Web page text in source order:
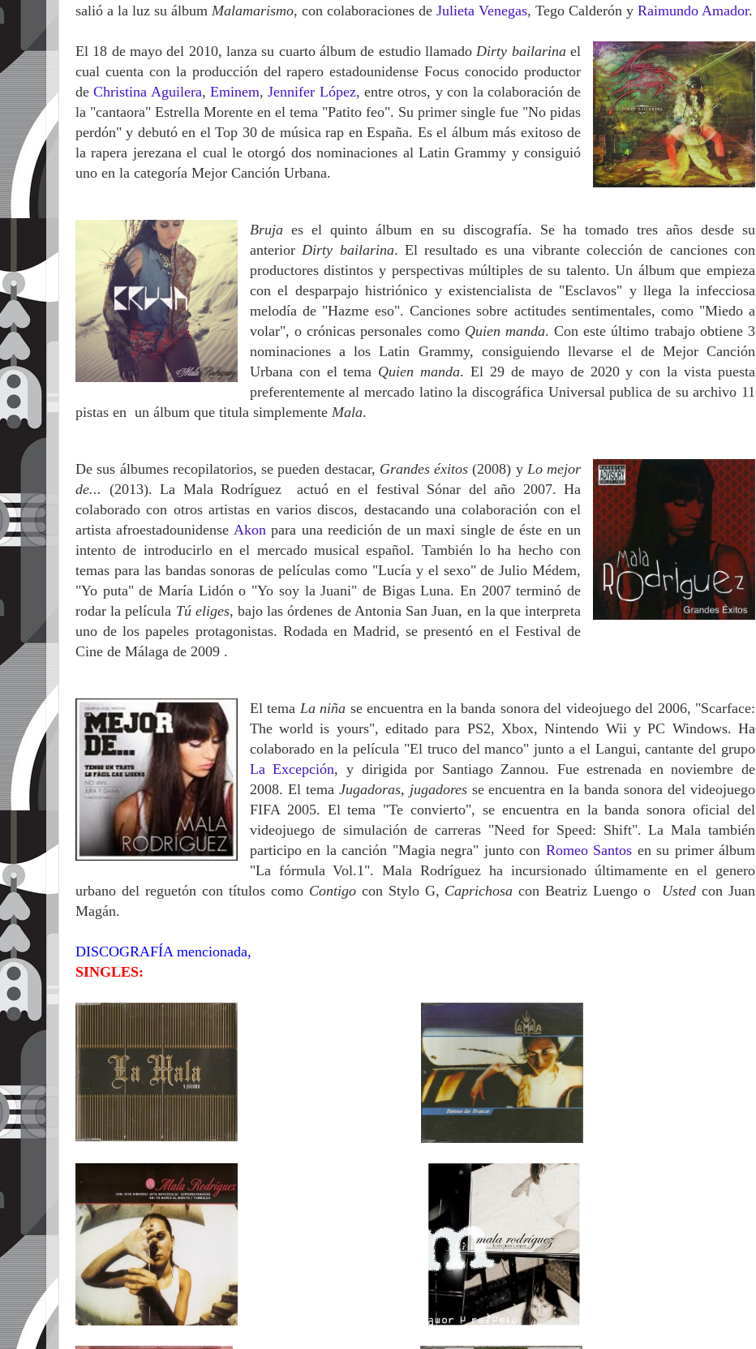
salió a la luz su álbum Malamarismo, con colaboraciones de Julieta Venegas, Tego Calderón y Raimundo Amador.
El 18 de mayo del 2010, lanza su cuarto álbum de estudio llamadoDirty bailarinael
cual cuenta con la producción del rapero estadounidense Focus conocido productor
deChristina Aguilera,Eminem,Jennifer López, entre otros, y con la colaboración de
la "cantaora" Estrella Morente en el tema "Patito feo". Su primer single fue "No pidas
perdón" y debutó en el Top 30 de música rap en España. Es el álbum más exitoso de
la rapera jerezana el cual le otorgó dos nominaciones al Latin Grammy y consiguió
uno en la categoría Mejor Canción Urbana.
Brujaes el quinto álbum en su discografía. Se ha tomado tres años desde su
anteriorDirty bailarina. El resultado es una vibrante colección de canciones con
productores distintos y perspectivas múltiples de su talento. Un álbum que empieza
con el desparpajo histriónico y existencialista de "Esclavos" y llega la infecciosa
melodía de "Hazme eso". Canciones sobre actitudes sentimentales, como "Miedo a
volar", o crónicas personales como Quien manda. Con este último trabajo obtiene 3
nominaciones a los Latin Grammy, consiguiendo llevarse el de Mejor Canción
Urbana con el tema Quien manda. El 29 de mayo de 2020 y con la vista puesta
preferentemente al mercado latino la discográfica Universal publica de su archivo 11
pistas en un álbum que titula simplemente Mala.
De sus álbumes recopilatorios, se pueden destacar, Grandes éxitos(2008) y Lo mejor
de... (2013). La Mala Rodríguez actuó en el festival Sónar del año 2007. Ha
colaborado con otros artistas en varios discos, destacando una colaboración con el
artista afroestadounidense Akonpara una reedición de un maxi single de éste en un
intento de introducirlo en el mercado musical español. También lo ha hecho con
temas para las bandas sonoras de películas como "Lucía y el sexo" de Julio Médem,
"Yo puta" de María Lidón o "Yo soy la Juani" de Bigas Luna. En 2007 terminó de
rodar la película Tú eliges, bajo las órdenes de Antonia San Juan, en la que interpreta
uno de los papeles protagonistas. Rodada en Madrid, se presentó en el Festival de
Cine de Málaga de 2009 .
El tema La niña se encuentra en la banda sonora del videojuego del 2006, "Scarface:
The world is yours", editado para PS2, Xbox, Nintendo Wii y PC Windows. Ha
colaborado en la película "El truco del manco" junto a el Langui, cantante del grupo
La Excepción, y dirigida por Santiago Zannou. Fue estrenada en noviembre de
2008. El tema Jugadoras, jugadoresse encuentra en la banda sonora del videojuego
FIFA 2005. El tema "Te convierto", se encuentra en la banda sonora oficial del
videojuego de simulación de carreras "Need for Speed: Shift". La Mala también
participo en la canción "Magia negra" junto con Romeo Santos en su primer álbum
"La fórmula Vol.1". Mala Rodríguez ha incursionado últimamente en el genero
urbano del reguetón con títulos como Contigo con Stylo G, Caprichosacon Beatriz Luengo o Usted con Juan
Magán.
DISCOGRAFÍA mencionada,
SINGLES: